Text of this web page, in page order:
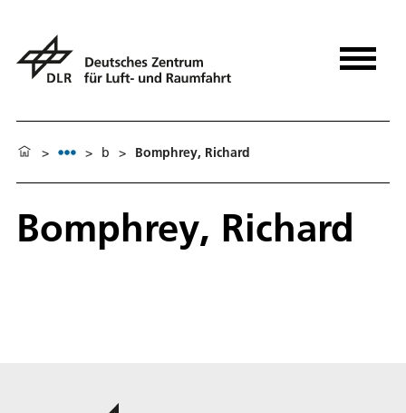
> > b > Bomphrey, Richard
Bomphrey, Richard